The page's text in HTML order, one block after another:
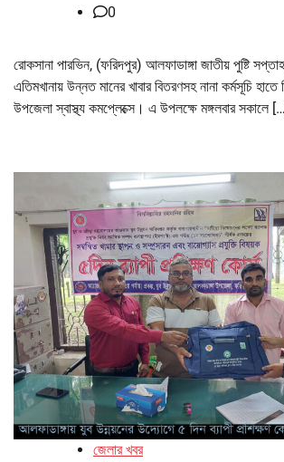
0
রোকসানা পারভিন, (ফরিদপুর) আলফাডাঙ্গা জাতীয় পুষ্টি
এতিমখানায় উন্নত মানের খাবার বিতরণসহ নানা কর্মসূচি হাতে
উপজেলা স্বাস্থ্য কমপ্লেক্সে। এ উপলক্ষে মঙ্গলবার সকালে
জেলার খবর